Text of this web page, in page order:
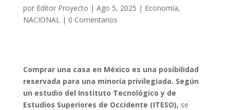
por Editor Proyecto | Ago 5, 2025 | Economía,
NACIONAL| 0 Comentarios
Comprar una casa en México es una posibilidad
reservada para una minoría privilegiada. Según
un estudio del Instituto Tecnológico y de
Estudios Superiores de Occidente (ITESO), se